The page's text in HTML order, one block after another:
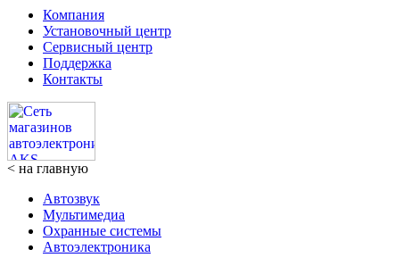
Компания
Установочный центр
Сервисный центр
Поддержка
Контакты
< на главную
Автозвук
Мультимедиa
Охранные системы
Автоэлектроника